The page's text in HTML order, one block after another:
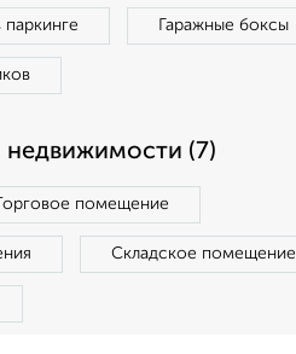
Гаражные боксы
(7)
Торговое помещение
Складское помещение